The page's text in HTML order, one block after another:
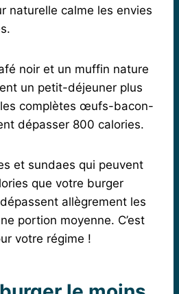
naturelle calme les envies
noir et un muffin nature
un petit-déjeuner plus
complètes œufs-bacon-
dépasser 800 calories.
et sundaes qui peuvent
que votre burger
allègrement les
portion moyenne. C’est
votre régime !